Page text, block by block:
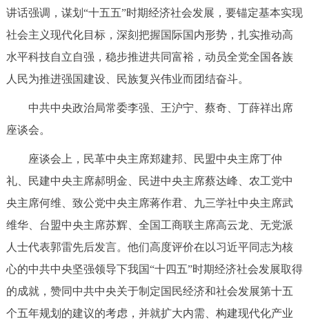
中介服务 阳光政务
政民互动
12345网上接诉即办 我要咨询 我要建议
参与调查 在线访谈 图说互动
走进北京
北京概况 十六区概览 人文北京
绿色北京 图说北京 视频北京
多语种
讲话强调，谋划“十五五”时期经济社会发展，要锚定基本实现
社会主义现代化目标，深刻把握国际国内形势，扎实推动高
水平科技自立自强，稳步推进共同富裕，动员全党全国各族
人民为推进强国建设、民族复兴伟业而团结奋斗。
中共中央政治局常委李强、王沪宁、蔡奇、丁薛祥出席
座谈会。
座谈会上，民革中央主席郑建邦、民盟中央主席丁仲
礼、民建中央主席郝明金、民进中央主席蔡达峰、农工党中
央主席何维、致公党中央主席蒋作君、九三学社中央主席武
维华、台盟中央主席苏辉、全国工商联主席高云龙、无党派
人士代表郭雷先后发言。他们高度评价在以习近平同志为核
心的中共中央坚强领导下我国“十四五”时期经济社会发展取得
的成就，赞同中共中央关于制定国民经济和社会发展第十五
个五年规划的建议的考虑，并就扩大内需、构建现代化产业